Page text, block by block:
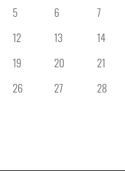
5 6 7
12 13 14
19 20 21
26 27 28